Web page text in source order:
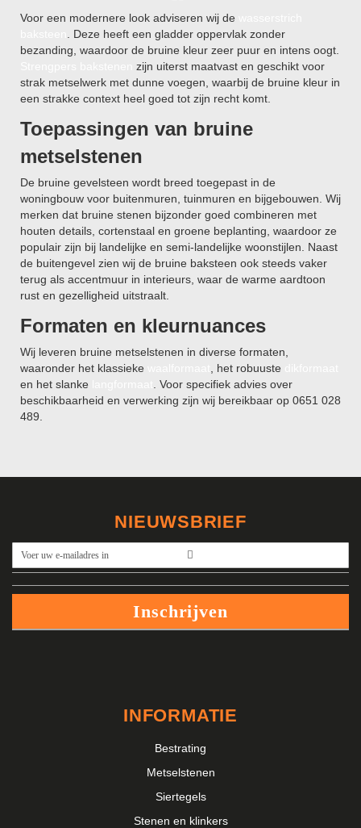
Voor een modernere look adviseren wij de
. Deze heeft een gladder oppervlak zonder
bezanding, waardoor de bruine kleur zeer puur en intens oogt.
zijn uiterst maatvast en geschikt voor
strak metselwerk met dunne voegen, waarbij de bruine kleur in
een strakke context heel goed tot zijn recht komt.
Toepassingen van bruine
metselstenen
De bruine gevelsteen wordt breed toegepast in de
woningbouw voor buitenmuren, tuinmuren en bijgebouwen. Wij
merken dat bruine stenen bijzonder goed combineren met
houten details, cortenstaal en groene beplanting, waardoor ze
populair zijn bij landelijke en semi-landelijke woonstijlen. Naast
de buitengevel zien wij de bruine baksteen ook steeds vaker
terug als accentmuur in interieurs, waar de warme aardtoon
rust en gezelligheid uitstraalt.
Formaten en kleurnuances
Wij leveren bruine metselstenen in diverse formaten,
waaronder het klassieke
, het robuuste
en het slanke
. Voor specifiek advies over
beschikbaarheid en verwerking zijn wij bereikbaar op 0651 028
489.
NIEUWSBRIEF
Abonneer
u
onze
nieuwsbrief
Inschrijven
INFORMATIE
Bestrating
Metselstenen
Siertegels
Stenen en klinkers